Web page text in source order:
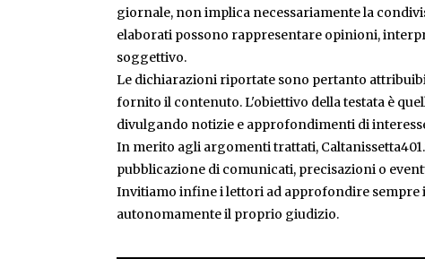
giornale, non implica necessariamente la
elaborati possono rappresentare opinioni,
soggettivo.
Le dichiarazioni riportate sono pertanto
fornito il contenuto. L'obiettivo della testata è
divulgando notizie e approfondimenti di
In merito agli argomenti trattati,
pubblicazione di comunicati, precisazioni o
Invitiamo infine i lettori ad approfondire
autonomamente il proprio giudizio.